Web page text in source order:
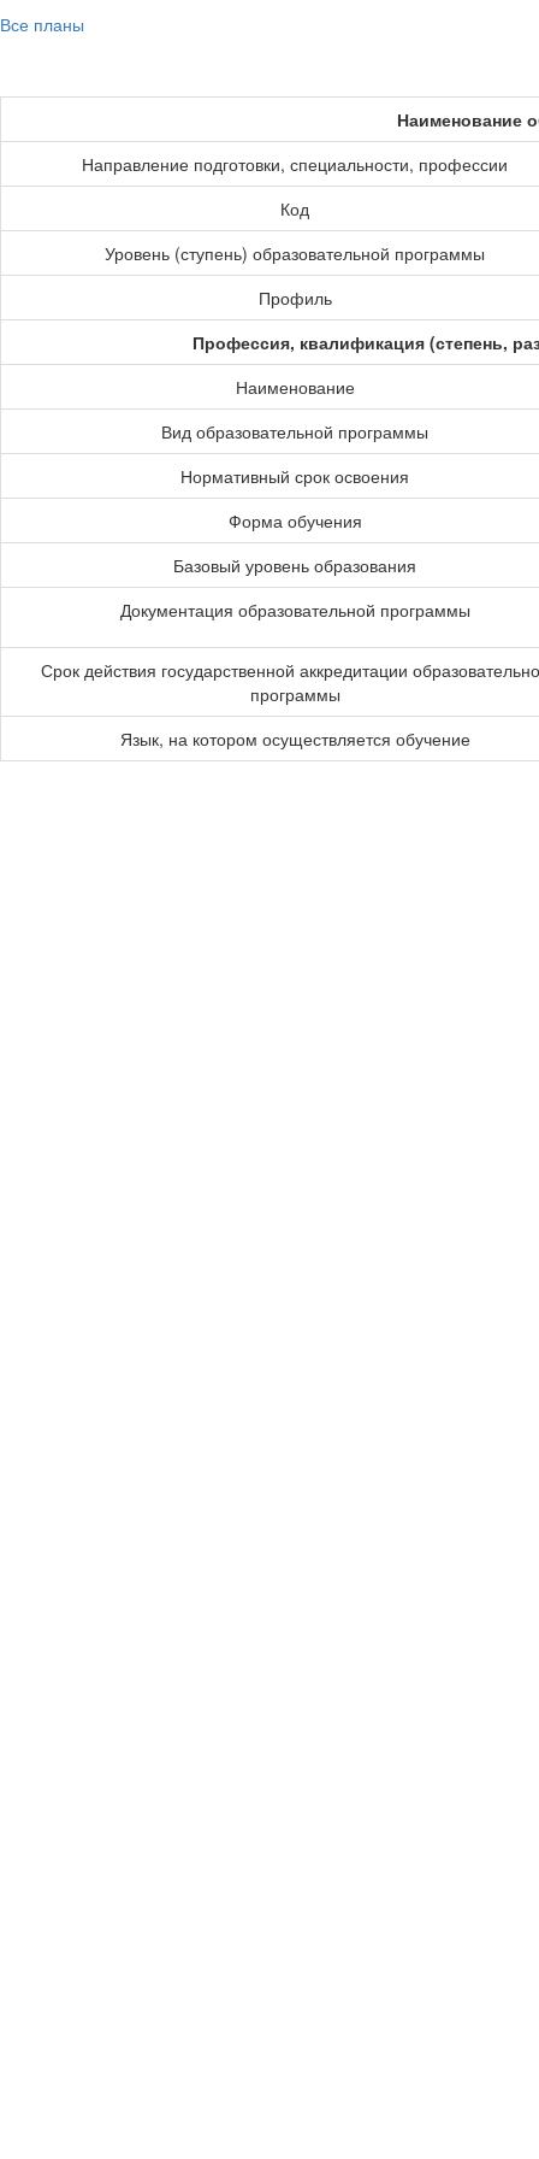
Все планы
Наименование
Направление подготовки, специальности, профессии
Код
Уровень (ступень) образовательной программы
Профиль
Профессия, квалификация (степень,
Наименование
Вид образовательной программы
Нормативный срок освоения
Форма обучения
Базовый уровень образования
Документация образовательной программы
Срок действия государственной аккредитации
программы
Язык, на котором осуществляется обучение